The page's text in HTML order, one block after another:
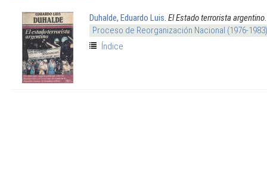
Duhalde, Eduardo Luis El Estado terrorista argentino
Proceso de Reorganización Nacional (1976-1983)
Índice